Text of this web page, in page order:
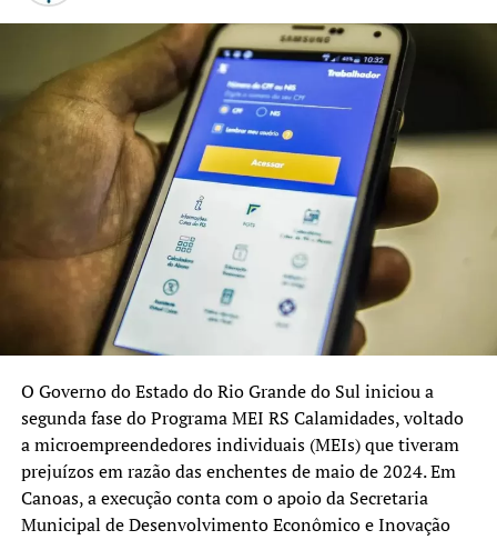
R$ 5.100 para cada
morador atingido”,
complementou o atual
secretário da Reconstrução
do Governo Federal no Rio
Grande do Sul, Maneco
Hassen, que continuará
como titular da pasta.
De acordo com Hassen, na sequência houve um avanço
garante o sonho da casa própria para milhares de famílias
gaúchas. “E esse trabalho tem que continuar”, ressaltou
Maneco Hassen.
Enfrentamento à tragédia
O Governo do Estado do Rio Grande do Sul iniciou a
segunda fase do Programa MEI RS Calamidades, voltado
a microempreendedores individuais (MEIs) que tiveram
prejuízos em razão das enchentes de maio de 2024. Em
Canoas, a execução conta com o apoio da Secretaria
Municipal de Desenvolvimento Econômico e Inovação